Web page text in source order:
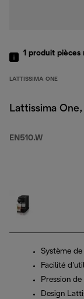
1 produit pièces
LATTISSIMA ONE
Lattissima
EN510.W
Système
Facilité
Pression
Design